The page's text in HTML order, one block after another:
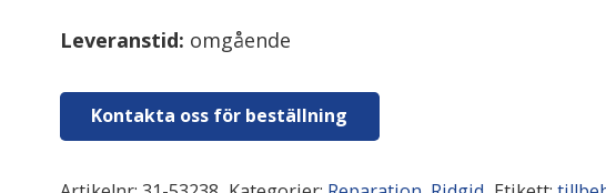
Leveranstid: omgående
Kontakta oss för beställning